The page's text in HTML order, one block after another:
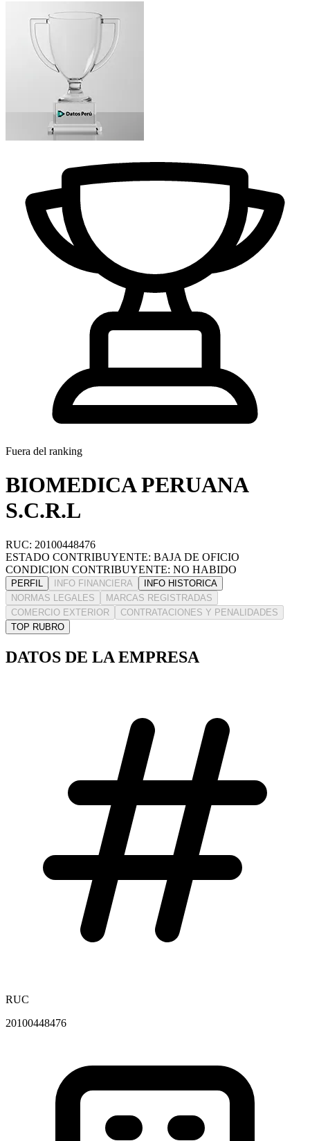
Fuera del ranking
BIOMEDICA PERUANA
S.C.R.L
RUC: 20100448476
ESTADO CONTRIBUYENTE: BAJA DE OFICIO
CONDICION CONTRIBUYENTE: NO HABIDO
PERFIL INFO FINANCIERA
INFO HISTORICA
NORMAS LEGALES
MARCAS REGISTRADAS
COMERCIO EXTERIOR
CONTRATACIONES Y PENALIDADES
TOP RUBRO
DATOS DE LA EMPRESA
RUC
20100448476